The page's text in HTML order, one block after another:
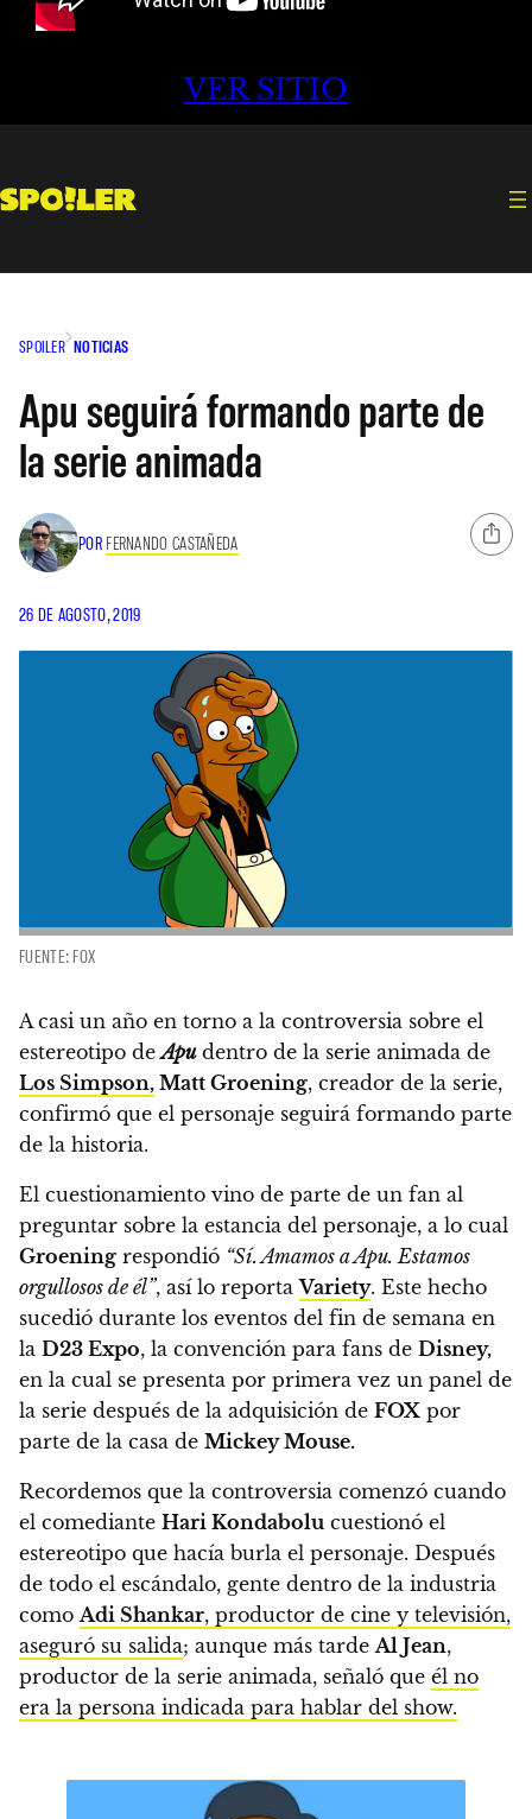
VER SITIO
SPOILER NOTICIAS
Apu seguirá formando parte de
la serie animada
POR FERNANDO CASTAÑEDA
26 DE AGOSTO, 2019
FUENTE: FOX
A casi un año en torno a la controversia sobre el
estereotipo deApudentro de la serie animada de
Los Simpson, Matt Groening, creador de la serie,
confirmó que el personaje seguirá formando parte
de la historia.
El cuestionamiento vino de parte de un fan al
preguntar sobre la estancia del personaje, a lo cual
Groening respondió “Sí. Amamos a Apu. Estamos
orgullosos de él”, así lo reportaVariety. Este hecho
sucedió durante los eventos del fin de semana en
la D23 Expo, la convención para fans de Disney,
en la cual se presenta por primera vez un panel de
la serie después de la adquisición de FOX por
parte de la casa de Mickey Mouse.
Recordemos que la controversia comenzó cuando
el comediante Hari Kondabolucuestionó el
estereotipo que hacía burla el personaje. Después
de todo el escándalo, gente dentro de la industria
comoAdi Shankar, productor de cine y televisión,
aseguró su salida; aunque más tardeAl Jean,
productor de la serie animada, señaló que él no
era la persona indicada para hablar del show.